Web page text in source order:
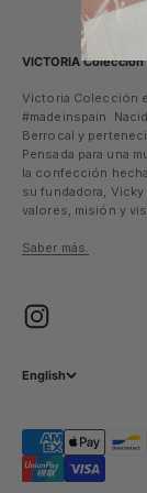
VICTORIA Colección
Victoria Colección
#madeinspain.
Berrocal y
Pensada para una
la confección
su fundadora,
valores, misión y
Saber más.
English